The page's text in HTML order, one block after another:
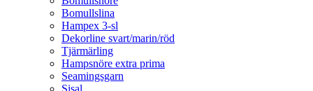
Bomullslina
Hampex 3-sl
Dekorline svart/marin/röd
Tjärmärling
Hampsnöre extra prima
Seamingsgarn
Sisal